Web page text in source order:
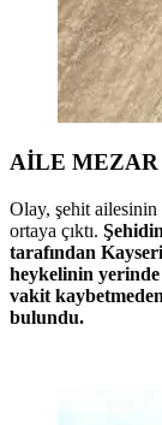
AİLE
Olay, şehit ailesinin
ortaya çıktı.
tarafından
heykelinin yerinde
vakit
bulundu.